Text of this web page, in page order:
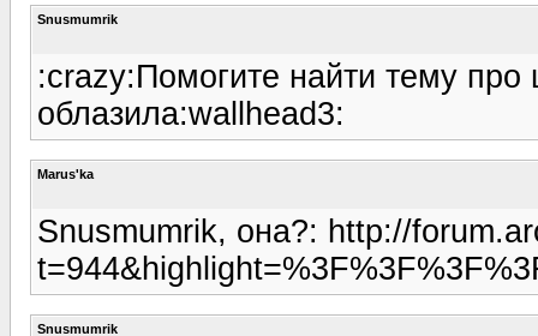
Snusmumrik
:crazy:Помогите найти тему
облазила:wallhead3:
Marus'ka
Snusmumrik, она?: http://
Snusmumrik